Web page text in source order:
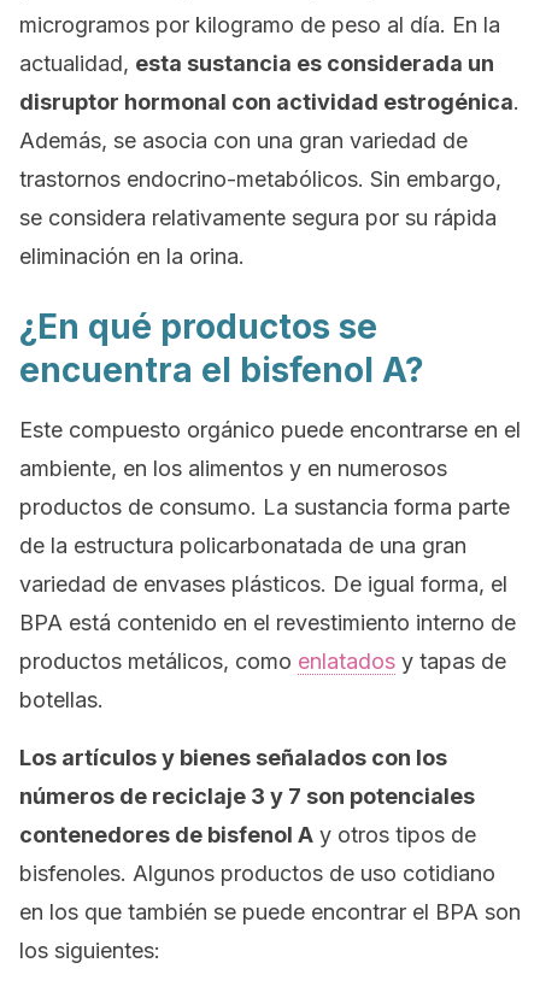
microgramos por kilogramo de peso al día. En la
actualidad, esta sustancia es considerada un
disruptor hormonal con actividad estrogénica.
Además, se asocia con una gran variedad de
trastornos endocrino-metabólicos. Sin embargo,
se considera relativamente segura por su rápida
eliminación en la orina.
¿En qué productos se
encuentra el bisfenol A?
Este compuesto orgánico puede encontrarse en el
ambiente, en los alimentos y en numerosos
productos de consumo. La sustancia forma parte
de la estructura policarbonatada de una gran
variedad de envases plásticos. De igual forma, el
BPA está contenido en el revestimiento interno de
productos metálicos, como enlatados y tapas de
botellas.
Los artículos y bienes señalados con los
números de reciclaje 3 y 7 son potenciales
contenedores de bisfenol A y otros tipos de
bisfenoles. Algunos productos de uso cotidiano
en los que también se puede encontrar el BPA son
los siguientes: